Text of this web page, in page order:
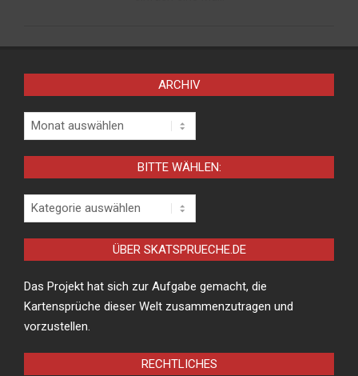
ARCHIV
Archiv
BITTE WÄHLEN:
Bitte
wählen:
ÜBER SKATSPRUECHE.DE
Das Projekt hat sich zur Aufgabe gemacht, die
Kartensprüche dieser Welt zusammenzutragen und
vorzustellen.
RECHTLICHES